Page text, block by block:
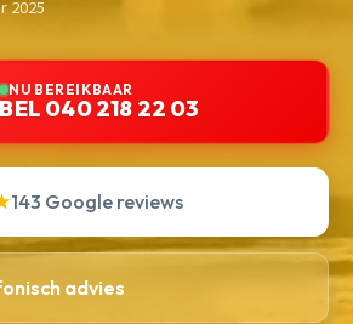
2025
NU BEREIKBAAR
BEL 040 218 22 03
143 Google reviews
advies